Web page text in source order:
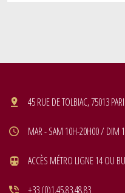
45 RUE DE TOLBIAC, 75013
MAR - SAM 10H-20H00 / DIM
ACCÈS MÉTRO LIGNE 14 OU
+33 (0)1.45.83.48.83